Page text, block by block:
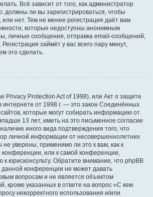
Всё зависит от того, как администратор
должны ли вы зарегистрироваться, чтобы
нет. Тем не менее регистрация даёт вам
которые недоступны анонимным
личные сообщения, отправка email-сообщений,
Регистрация займёт у вас всего пару минут,
это сделать.
Privacy Protection Act of 1998), или Акт о защите
интернете от 1998 г. — это закон Соединённых
которые могут собирать информацию от
13 лет, иметь на это письменное согласие
иного вида подтверждения того, что
личной информации от несовершеннолетних
уверены, применимо ли это к вам, как к
или к самой конференции,
юрисконсульту. Обратите внимание, что phpBB
конференции не может давать
вопросам и не является объектом
кроме указанных в ответе на вопрос «С кем
некорректного использования и/или